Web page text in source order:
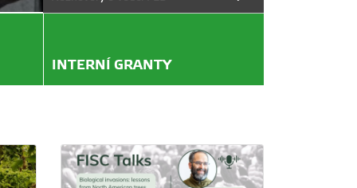
INTERNÍ GRANTY